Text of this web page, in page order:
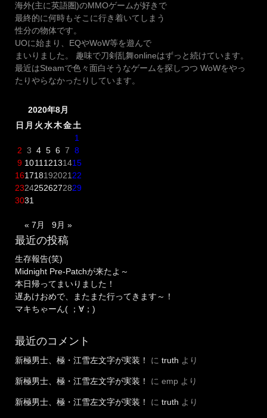
海外(主に英語圏)のMMOゲームが好きで
最終的に何時もそこに行き着いてしまう
性分の物体です。
UOに始まり、EQやWoW等を遊んで
まいりました。 趣味で刀剣乱舞onlineはずっと続けています。
最近はSteamで色々面白そうなゲームを探しつつ WoWをやっ
たりやらなかったりしています。
2020年8月
日 月 火水木金土
1
2 3 4 5 6 7 8
9 1011 12131415
161718192021 22
23242526272829
3031
« 7月 9月 »
最近の投稿
生存報告(笑)
Midnight Pre-Patchが来たよ～
本日帰ってまいりました！
遅あけおめで、またまた行ってきます～！
マキちゃーん( ；∀；)
最近のコメント
新極男士、極・江雪左文字が実装！ に truth より
新極男士、極・江雪左文字が実装！ に emp より
新極男士、極・江雪左文字が実装！ に truth より